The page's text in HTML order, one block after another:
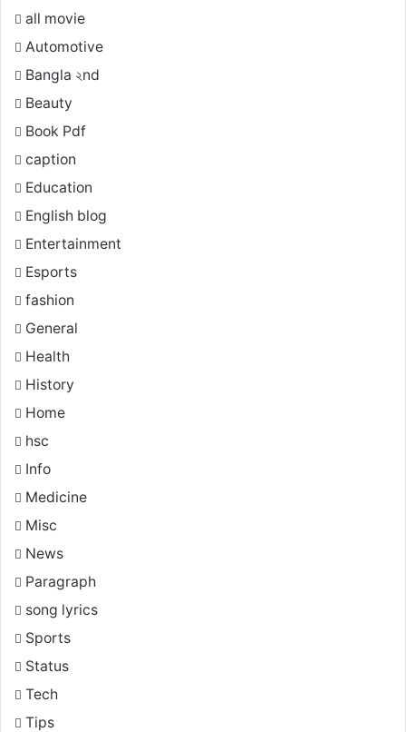
all movie
Automotive
Bangla ২nd
Beauty
Book Pdf
caption
Education
English blog
Entertainment
Esports
fashion
General
Health
History
Home
hsc
Info
Medicine
Misc
News
Paragraph
song lyrics
Sports
Status
Tech
Tips